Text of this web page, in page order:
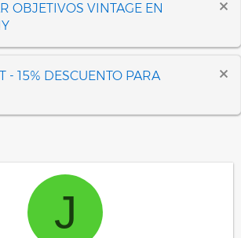
OBJETIVOS VINTAGE EN
- 15% DESCUENTO PARA
J